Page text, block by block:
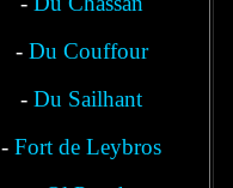
- Du Couffour
-Du Sailhant
-Fort de Leybros